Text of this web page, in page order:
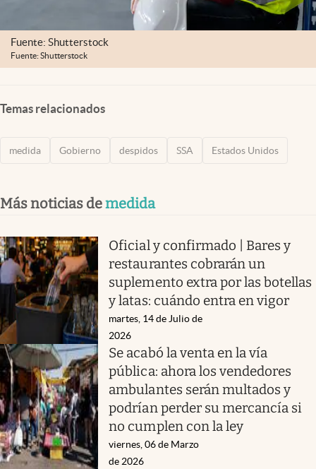
Fuente: Shutterstock
Fuente: Shutterstock
Temas relacionados
medida Gobierno despidos SSA Estados Unidos
Más noticias demedida
Oficial y confirmado | Bares y
restaurantes cobrarán un
suplemento extra por las botellas
y latas: cuándo entra en vigor
martes, 14 de Julio de
2026
Se acabó la venta en la vía
pública: ahora los vendedores
ambulantes serán multados y
podrían perder su mercancía si
no cumplen con la ley
viernes, 06 de Marzo
de 2026